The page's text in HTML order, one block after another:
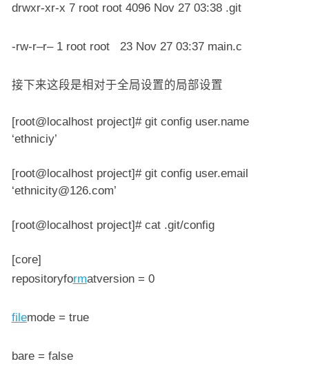
drwxr-xr-x 7 root root 4096 Nov 27 03:38 .git
-rw-r–r– 1 root root 23 Nov 27 03:37 main.c
接下来这段是相对于全局设置的局部设置
[root@localhost project]# git config user.name
‘ethniciy’
[root@localhost project]# git config user.email
‘ethnicity@126.com’
[root@localhost project]# cat .git/config
[core]
repositoryformatversion = 0
filemode = true
bare = false